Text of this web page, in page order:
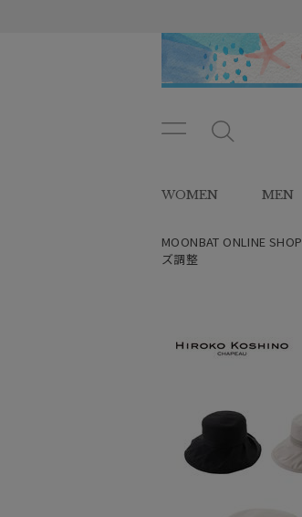
ン
ュ
ー
タ
WOMEN MEN
MOONBAT ONLINE SHOP
ズ調整